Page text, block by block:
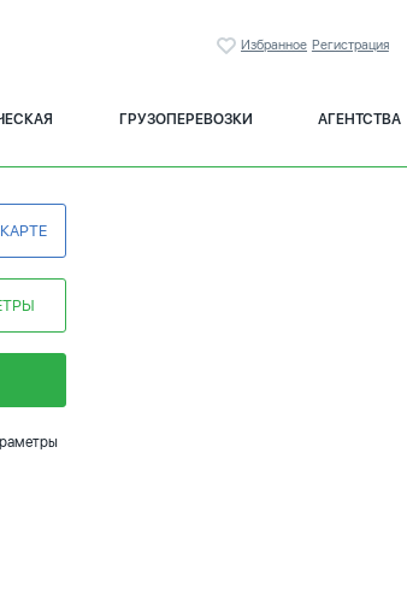
Избранное Регистрация
ГРУЗОПЕРЕВОЗКИ АГЕНТСТВА